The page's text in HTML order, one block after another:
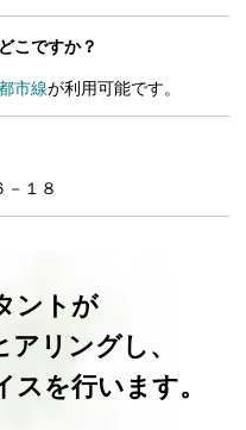
こですか？
市線が利用可能です。
－１８
ントが
リングし、
を行います。